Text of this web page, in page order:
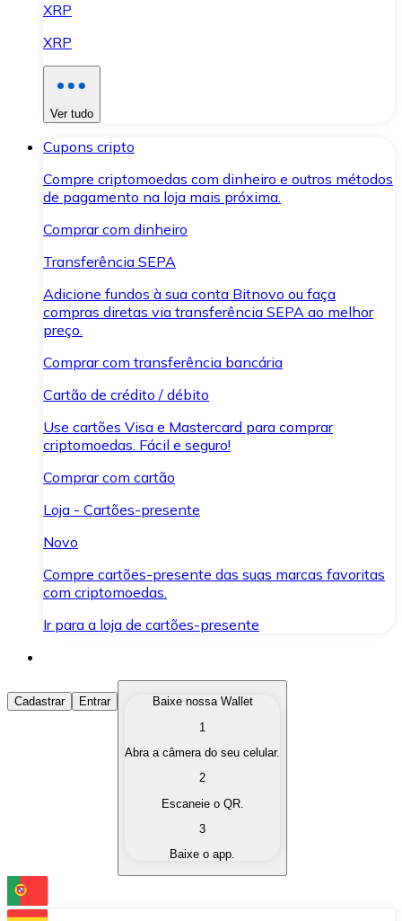
XRP
XRP
Ver tudo
Cupons cripto
Compre criptomoedas com dinheiro e outros métodos
de pagamento na loja mais próxima.
Comprar com dinheiro
Transferência SEPA
Adicione fundos à sua conta Bitnovo ou faça
compras diretas via transferência SEPA ao melhor
preço.
Comprar com transferência bancária
Cartão de crédito / débito
Use cartões Visa e Mastercard para comprar
criptomoedas. Fácil e seguro!
Comprar com cartão
Loja - Cartões-presente
Novo
Compre cartões-presente das suas marcas favoritas
com criptomoedas.
Ir para a loja de cartões-presente
Comprar Criptomoedas
Compre as criptomoedas de seu interesse de forma
Converta suas criptomoedas em moeda fiduciária
Troque uma criptomoeda por outra
Cadastrar Entrar
Baixe nossa Wallet
1
Abra a câmera do seu celular.
2
Escaneie o QR.
3
Baixe o app.